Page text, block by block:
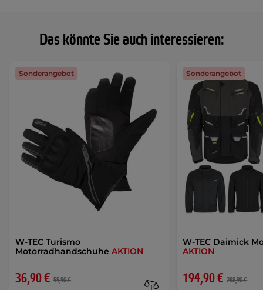
Das könnte Sie auch interessieren:
W-TEC Turismo
Motorradhandschuhe AKTION
36,90 € 55,90 €
Sonderangebot
W-TEC Daimick
AKTION
194,90 € 288,90 €
Sonderangebot